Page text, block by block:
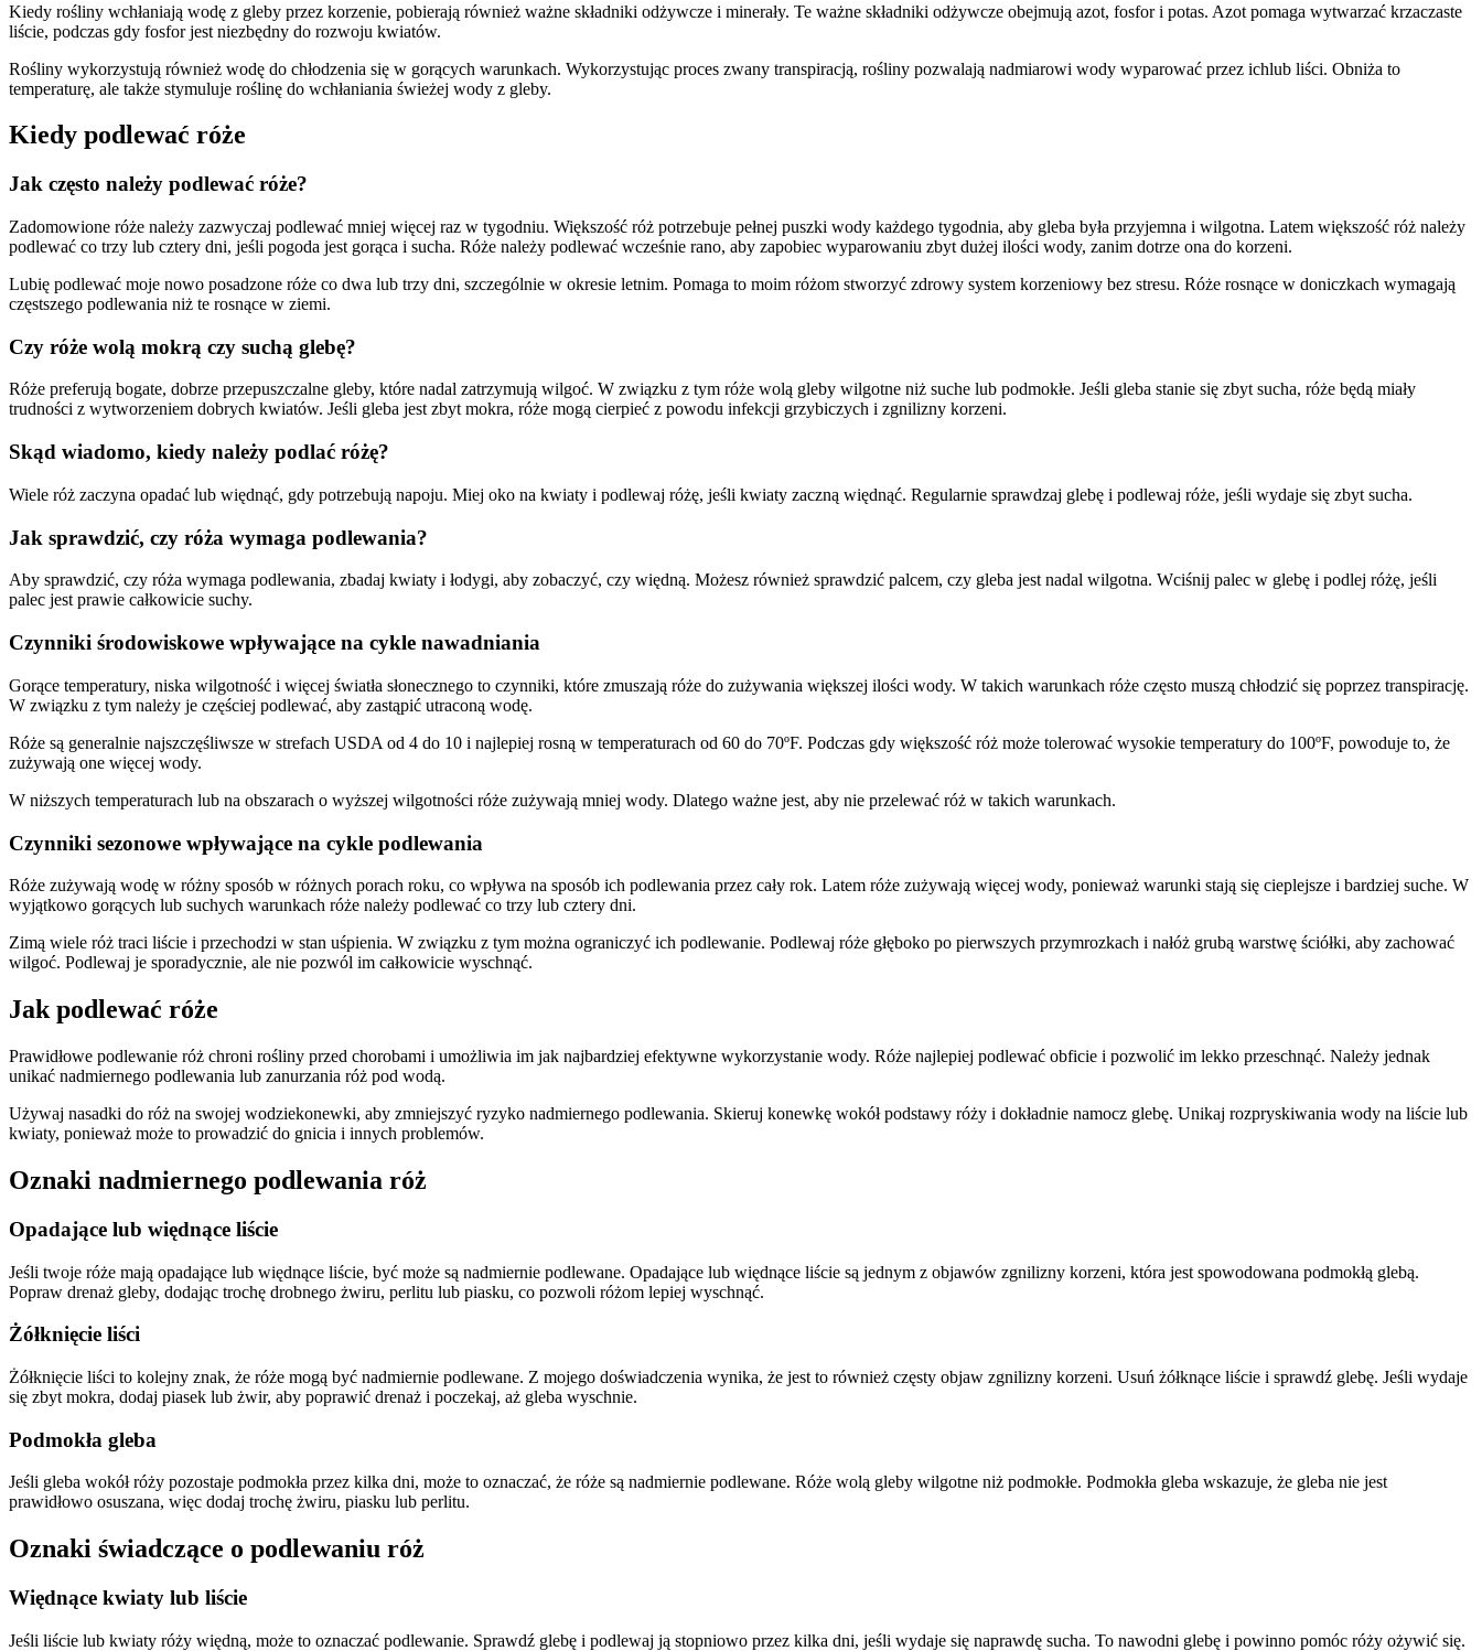
Kiedy rośliny wchłaniają wodę z gleby przez korzenie, pobierają również ważne składniki odżywcze i minerały. Te ważne składniki odżywcze obejmują azot, fosfor i potas. Azot pomaga wytwarzać krzaczaste
liście, podczas gdy fosfor jest niezbędny do rozwoju kwiatów.
Rośliny wykorzystują również wodę do chłodzenia się w gorących warunkach. Wykorzystując proces zwany transpiracją, rośliny pozwalają nadmiarowi wody wyparować przez ichlub liści. Obniża to
temperaturę, ale także stymuluje roślinę do wchłaniania świeżej wody z gleby.
Kiedy podlewać róże
Jak często należy podlewać róże?
Zadomowione róże należy zazwyczaj podlewać mniej więcej raz w tygodniu. Większość róż potrzebuje pełnej puszki wody każdego tygodnia, aby gleba była przyjemna i wilgotna. Latem większość róż należy
podlewać co trzy lub cztery dni, jeśli pogoda jest gorąca i sucha. Róże należy podlewać wcześnie rano, aby zapobiec wyparowaniu zbyt dużej ilości wody, zanim dotrze ona do korzeni.
Lubię podlewać moje nowo posadzone róże co dwa lub trzy dni, szczególnie w okresie letnim. Pomaga to moim różom stworzyć zdrowy system korzeniowy bez stresu. Róże rosnące w doniczkach wymagają
częstszego podlewania niż te rosnące w ziemi.
Czy róże wolą mokrą czy suchą glebę?
Róże preferują bogate, dobrze przepuszczalne gleby, które nadal zatrzymują wilgoć. W związku z tym róże wolą gleby wilgotne niż suche lub podmokłe. Jeśli gleba stanie się zbyt sucha, róże będą miały
trudności z wytworzeniem dobrych kwiatów. Jeśli gleba jest zbyt mokra, róże mogą cierpieć z powodu infekcji grzybiczych i zgnilizny korzeni.
Skąd wiadomo, kiedy należy podlać różę?
Wiele róż zaczyna opadać lub więdnąć, gdy potrzebują napoju. Miej oko na kwiaty i podlewaj różę, jeśli kwiaty zaczną więdnąć. Regularnie sprawdzaj glebę i podlewaj róże, jeśli wydaje się zbyt sucha.
Jak sprawdzić, czy róża wymaga podlewania?
Aby sprawdzić, czy róża wymaga podlewania, zbadaj kwiaty i łodygi, aby zobaczyć, czy więdną. Możesz również sprawdzić palcem, czy gleba jest nadal wilgotna. Wciśnij palec w glebę i podlej różę, jeśli
palec jest prawie całkowicie suchy.
Czynniki środowiskowe wpływające na cykle nawadniania
Gorące temperatury, niska wilgotność i więcej światła słonecznego to czynniki, które zmuszają róże do zużywania większej ilości wody. W takich warunkach róże często muszą chłodzić się poprzez transpirację.
W związku z tym należy je częściej podlewać, aby zastąpić utraconą wodę.
Róże są generalnie najszczęśliwsze w strefach USDA od 4 do 10 i najlepiej rosną w temperaturach od 60 do 70ºF. Podczas gdy większość róż może tolerować wysokie temperatury do 100ºF, powoduje to, że
zużywają one więcej wody.
W niższych temperaturach lub na obszarach o wyższej wilgotności róże zużywają mniej wody. Dlatego ważne jest, aby nie przelewać róż w takich warunkach.
Czynniki sezonowe wpływające na cykle podlewania
Róże zużywają wodę w różny sposób w różnych porach roku, co wpływa na sposób ich podlewania przez cały rok. Latem róże zużywają więcej wody, ponieważ warunki stają się cieplejsze i bardziej suche. W
wyjątkowo gorących lub suchych warunkach róże należy podlewać co trzy lub cztery dni.
Zimą wiele róż traci liście i przechodzi w stan uśpienia. W związku z tym można ograniczyć ich podlewanie. Podlewaj róże głęboko po pierwszych przymrozkach i nałóż grubą warstwę ściółki, aby zachować
wilgoć. Podlewaj je sporadycznie, ale nie pozwól im całkowicie wyschnąć.
Jak podlewać róże
Prawidłowe podlewanie róż chroni rośliny przed chorobami i umożliwia im jak najbardziej efektywne wykorzystanie wody. Róże najlepiej podlewać obficie i pozwolić im lekko przeschnąć. Należy jednak
unikać nadmiernego podlewania lub zanurzania róż pod wodą.
Używaj nasadki do róż na swojej wodziekonewki, aby zmniejszyć ryzyko nadmiernego podlewania. Skieruj konewkę wokół podstawy róży i dokładnie namocz glebę. Unikaj rozpryskiwania wody na liście lub
kwiaty, ponieważ może to prowadzić do gnicia i innych problemów.
Oznaki nadmiernego podlewania róż
Opadające lub więdnące liście
Jeśli twoje róże mają opadające lub więdnące liście, być może są nadmiernie podlewane. Opadające lub więdnące liście są jednym z objawów zgnilizny korzeni, która jest spowodowana podmokłą glebą.
Popraw drenaż gleby, dodając trochę drobnego żwiru, perlitu lub piasku, co pozwoli różom lepiej wyschnąć.
Żółknięcie liści
Żółknięcie liści to kolejny znak, że róże mogą być nadmiernie podlewane. Z mojego doświadczenia wynika, że jest to również częsty objaw zgnilizny korzeni. Usuń żółknące liście i sprawdź glebę. Jeśli wydaje
się zbyt mokra, dodaj piasek lub żwir, aby poprawić drenaż i poczekaj, aż gleba wyschnie.
Podmokła gleba
Jeśli gleba wokół róży pozostaje podmokła przez kilka dni, może to oznaczać, że róże są nadmiernie podlewane. Róże wolą gleby wilgotne niż podmokłe. Podmokła gleba wskazuje, że gleba nie jest
prawidłowo osuszana, więc dodaj trochę żwiru, piasku lub perlitu.
Oznaki świadczące o podlewaniu róż
Więdnące kwiaty lub liście
Jeśli liście lub kwiaty róży więdną, może to oznaczać podlewanie. Sprawdź glebę i podlewaj ją stopniowo przez kilka dni, jeśli wydaje się naprawdę sucha. To nawodni glebę i powinno pomóc róży ożywić się.